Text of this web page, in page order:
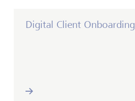
Digital Client Onboarding